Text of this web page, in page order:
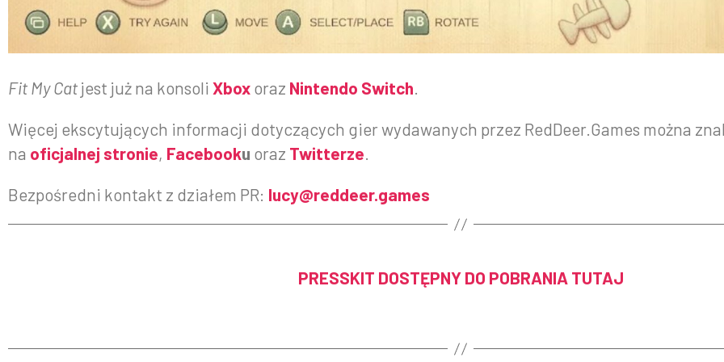
Fit My Cat jest już na konsoli Xbox oraz Nintendo Switch.
Więcej ekscytujących informacji dotyczących gier wydawanych przez RedDeer.Games można
na oficjalnej stronie, Facebooku oraz Twitterze.
Bezpośredni kontakt z działem PR: lucy@reddeer.games
PRESSKIT DOSTĘPNY DO POBRANIA TUTAJ